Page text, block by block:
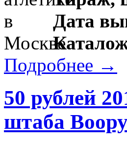
Дата
Подробнее →
50 рублей
штаба